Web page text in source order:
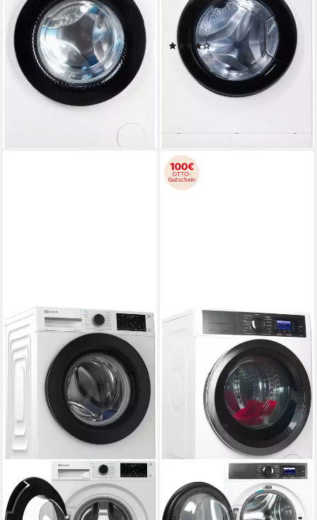
9 kg
Kapazität Waschen
72 dB(A) Betriebsgeräusch
1400 U/min Schleuderdrehzahl
Produktdatenblatt
479,00 € UVP649,00 €
17,19 €
mtl. in 36 Raten
lieferbar - in 2-3 Werktagen bei dir
76 dB(A)
Betriebsgeräusch
1400 U/min Schleuderdrehzahl
Produktdatenblatt
(43)
579,00 € UVP1.149,00 €
16,81 €
mtl. in 48 Raten